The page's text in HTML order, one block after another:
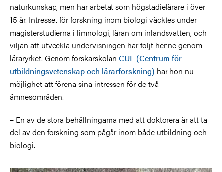
naturkunskap, men har arbetat som högstadielärare i över
15 år. Intresset för forskning inom biologi väcktes under
magisterstudierna i limnologi, läran om inlandsvatten, och
viljan att utveckla undervisningen har följt henne genom
läraryrket. Genom forskarskolan CUL (Centrum för
utbildningsvetenskap och lärarforskning) har hon nu
möjlighet att förena sina intressen för de två
ämnesområden.
– En av de stora behållningarna med att doktorera är att ta
del av den forskning som pågår inom både utbildning och
biologi.